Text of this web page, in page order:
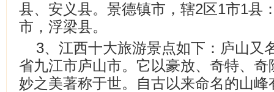
县、安义县。景德镇市，辖2区1市1县
市，浮梁县。
3、江西十大旅游景点如下：庐山又
省九江市庐山市。它以豪放、奇特、
妙之美著称于世。自古以来命名的山